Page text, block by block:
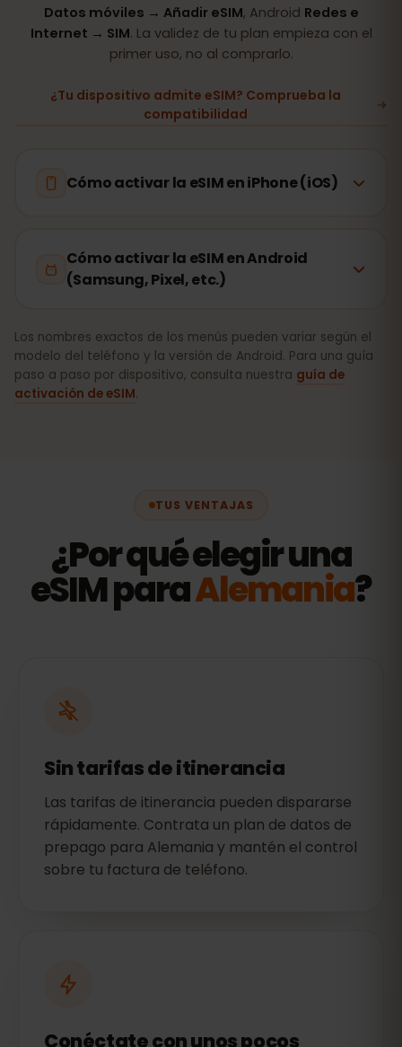
Datos móviles → Añadir eSIM, Android Redes e
Internet → SIM. La validez de tu plan empieza con el
primer uso, no al comprarlo.
¿Tu dispositivo admite eSIM? Comprueba la
compatibilidad
Cómo activar la eSIM en iPhone (iOS)
Cómo activar la eSIM en Android
(Samsung, Pixel, etc.)
Los nombres exactos de los menús pueden variar según el
modelo del teléfono y la versión de Android. Para una guía
paso a paso por dispositivo, consulta nuestra guía de
activación de eSIM.
TUS VENTAJAS
¿Por qué elegir una
eSIM paraAlemania?
Sin tarifas de itinerancia
Las tarifas de itinerancia pueden dispararse
rápidamente. Contrata un plan de datos de
prepago para Alemania y mantén el control
sobre tu factura de teléfono.
Conéctate con unos pocos